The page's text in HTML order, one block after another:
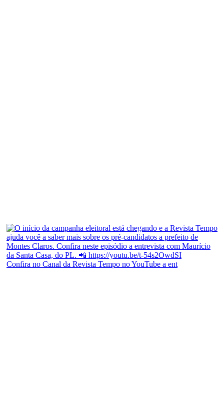
Confira no Canal da Revista Tempo no YouTube a ent